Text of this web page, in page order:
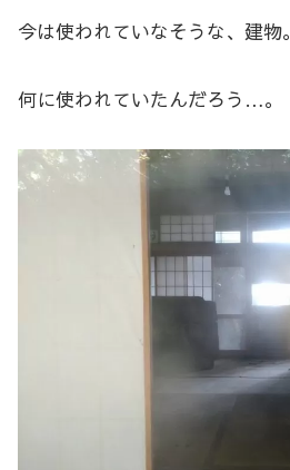
今は使われていなそうな、建物。
何に使われていたんだろう…。